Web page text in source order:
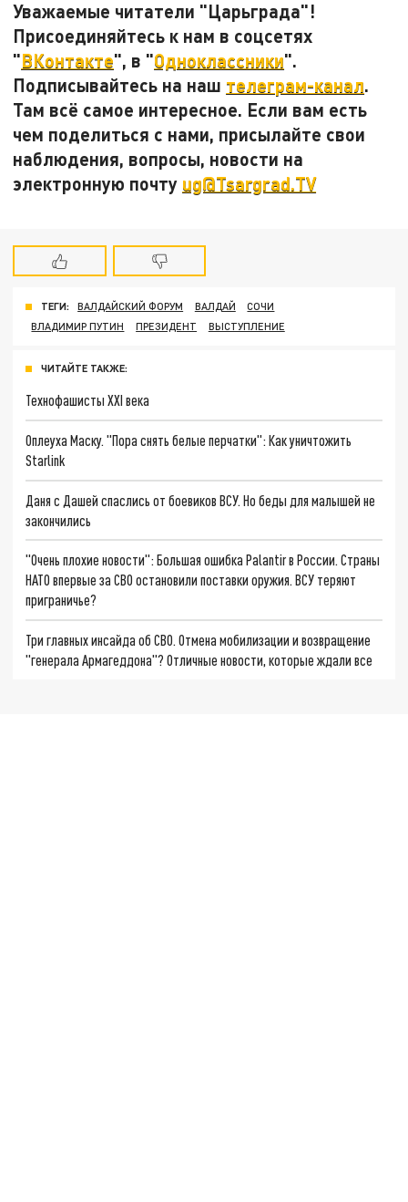
Уважаемые читатели "Царьграда"!
Присоединяйтесь к нам в соцсетях
"ВКонтакте", в "Одноклассники".
Подписывайтесь на наш телеграм-канал.
Там всё самое интересное. Если вам есть
чем поделиться с нами, присылайте свои
наблюдения, вопросы, новости на
электронную почту ug@Tsargrad.TV
ТЕГИ: ВАЛДАЙСКИЙ ФОРУМ ВАЛДАЙ
СОЧИ
ВЛАДИМИР ПУТИН
ПРЕЗИДЕНТ ВЫСТУПЛЕНИЕ
ЧИТАЙТЕ ТАКЖЕ:
Технофашисты XXI века
Оплеуха Маску. "Пора снять белые перчатки": Как уничтожить
Starlink
Даня с Дашей спаслись от боевиков ВСУ. Но беды для малышей не
закончились
"Очень плохие новости": Большая ошибка Palantir в России. Страны
НАТО впервые за СВО остановили поставки оружия. ВСУ теряют
приграничье?
Три главных инсайда об СВО. Отмена мобилизации и возвращение
"генерала Армагеддона"? Отличные новости, которые ждали все